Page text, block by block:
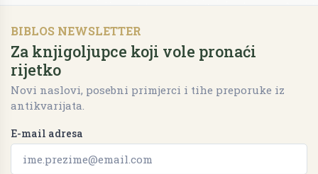
BIBLOS NEWSLETTER
Za knjigoljupce koji vole pronaći
rijetko
Novi naslovi, posebni primjerci i tihe preporuke iz
antikvarijata.
E-mail adresa